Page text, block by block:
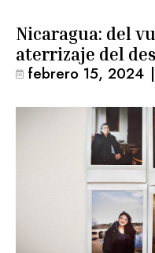
Nicaragua: del
aterrizaje del
febrero 15, 2024 |